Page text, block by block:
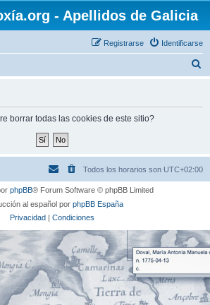
- Apellidos de Galicia
Identificarse
Registrarse
borrar todas las cookies de este sitio?
Todos los horarios son UTC+02:00
phpBB® Forum Software © phpBB Limited
al español por phpBB España
Privacidad | Condiciones